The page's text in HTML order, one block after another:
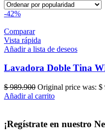
-42%
Comparar
Vista rápida
Añadir a lista de deseos
Lavadora Doble Tina
$989.900 Original price was: $
Añadir al carrito
¡Regístrate en nuestro